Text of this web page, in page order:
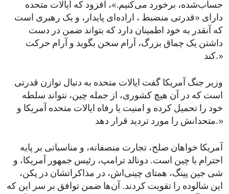
حساب‌شده، برخورد می‌کنیم.»، افزود که ایالات متحده‌
دارای «قدرتی منضبط ، اراده‌ای پایدار، و یک رهبری‌ است
که آنقدر به خود اطمینان دارد که بتواند ضمن در دست
داشتن یک چماق بزرگ، آرام سخن بگوید و آرام حرکت
کند.»
وزیر جنگ آمریکا گفت ایالات متحده‌ به‌ دنبال توازن قدرتی
است که در آن هیچ کشوری، از جمله چین، نتواند سلطه
خود را تحمیل کرده و امنیت یا رفاه ایالات متحده‌ آمریکا و
متحدانش را مورد تردید قرار دهد.»
آمریکا خواهان صلح، تجارت منصفانه، و مناسباتی بر پایه
احترام با چین است. دونالد ترامپ، رئیس جمهور آمریکا، و
شی جین پینگ، همتای چینی‌اش، در مذاکراتشان در پکن،
این شالوده را تقویت کردند. آن‌ها ضمن توافق بر سر این که